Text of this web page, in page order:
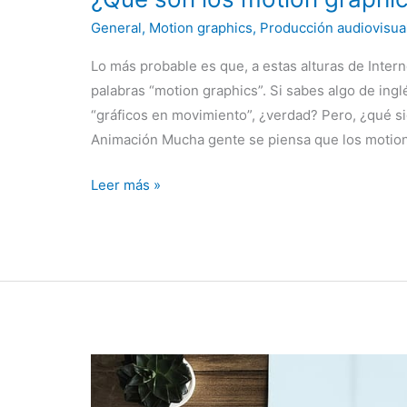
General, Motion graphics, Producción
Lo más probable es que, a estas alturas de
palabras “motion graphics”. Si sabes algo de
“gráficos en movimiento”, ¿verdad? Pero, ¿qué
Animación Mucha gente se piensa que los
Leer más »
Cómo
hacer